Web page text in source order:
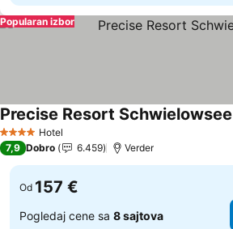
Popularan izbor
4 ZvezdiceHotel
Precise Resort Schwielowsee
7,9 Dobro 6.459 Verder
Od 157 €
Pogledaj cene sa 8 sajtova